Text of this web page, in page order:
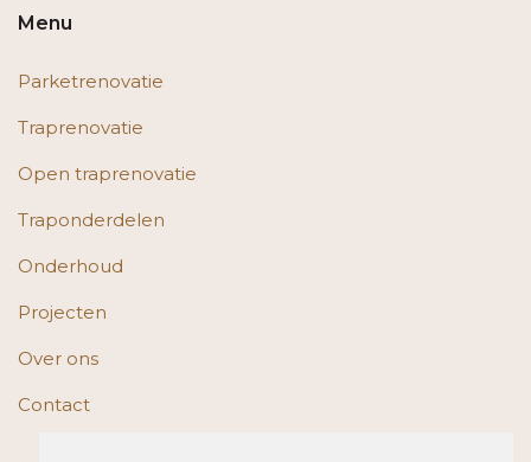
Menu
Parketrenovatie
Traprenovatie
Open traprenovatie
Traponderdelen
Onderhoud
Projecten
Over ons
Contact